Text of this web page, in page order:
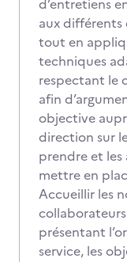
d’entretiens
aux différents
tout en
techniques
respectant le
afin
objective
direction sur
prendre et les
mettre en
Accueillir les
présentant
service, les